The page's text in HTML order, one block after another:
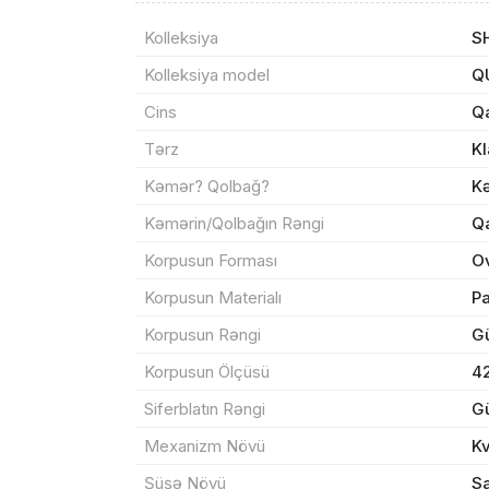
Kolleksiya
Kolleksiya model
Cins
Tərz
Kəmər? Qolbağ?
Kəmərin/Qolbağın Rəngi
Korpusun Forması
Korpusun Materialı
Korpusun Rəngi
Korpusun Ölçüsü
Siferblatın Rəngi
Mexanizm Növü
Şüşə Növü